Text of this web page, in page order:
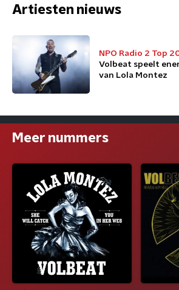
Artiesten nieuws
NPO Radio 2 Top
Volbeat speelt
van Lola Montez
Meer nummers